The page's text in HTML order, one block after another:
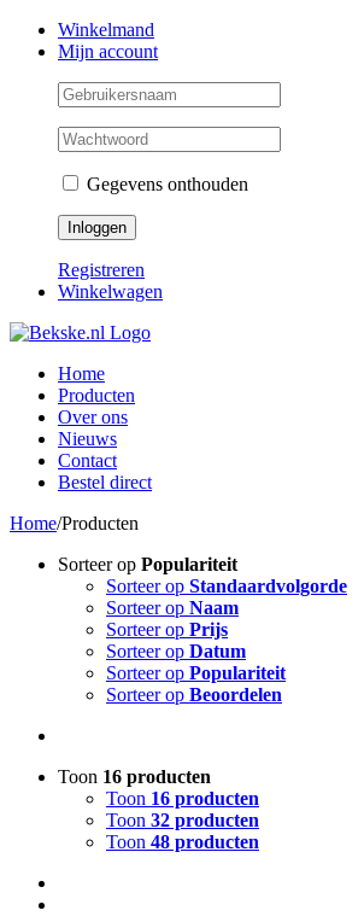
Skip
Facebook
Instagram
TwitterWinkelmand
Mijn account
Gegevens onthouden
Registreren
Winkelwagen
Home
Producten
Over ons
Nieuws
Contact
Bestel direct
Home/Producten
Sorteer op Populariteit
Sorteer op Standaardvolgorde
Sorteer op Naam
Sorteer op Prijs
Sorteer op Datum
Sorteer op Populariteit
Sorteer op Beoordelen
Toon 16 producten
Toon 16 producten
Toon 32 producten
Toon 48 producten